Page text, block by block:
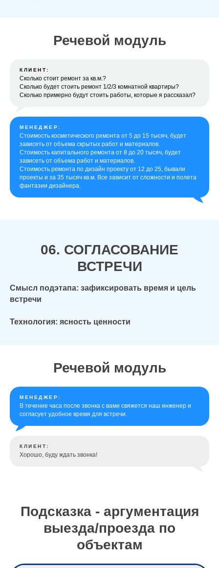
Речевой модуль
КЛИЕНТ:
Сколько стоит ремонт за кв.м.?
Сколько будет стоить ремонт 1/2/3 комнатной квартиры?
Сколько примерно будут стоить работы, которые я рассказал?
МЕНЕДЖЕР:
Стоимость косметического ремонта от 5 до 15 тысяч, будет
зависеть от объема скрытых работ и материалов.
Стоимость капитального ремонта от 8 до 20 тысяч, будет
зависеть от объема работ и материалов.
Стоимость ремонта по дизайн проекту от 12 до 25, бывали
проекты и за 35 тысяч кв.м. Все зависит от сложности и полета
фантазии дизайнера.
06. СОГЛАСОВАНИЕ
ВСТРЕЧИ
Смысл подэтапа: зафиксировать время и цель
встречи
Технология: ясность ценности
Речевой модуль
МЕНЕДЖЕР:
В течение часа после звонка с вами свяжется наш инженер и
согласует удобное время для встречи.
КЛИЕНТ:
Хорошо, буду ждать звонка!
Подсказка - аргументация
выезда/проезда по
объектам